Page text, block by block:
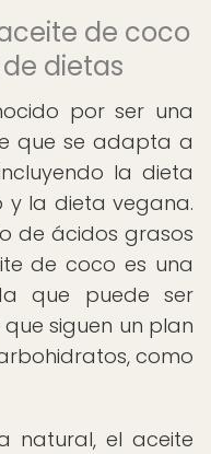
de coco
dietas
por ser una
que se adapta a
la dieta
y la dieta vegana.
de ácidos grasos
de coco es una
que puede ser
siguen un plan
como
natural, el aceite